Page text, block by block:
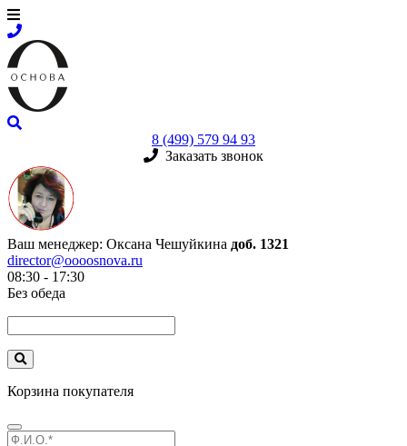
8 (499) 579 94 93
Заказать звонок
Ваш менеджер: Оксана Чешуйкина доб. 1321
director@oooosnova.ru
08:30 - 17:30
Без обеда
Корзина покупателя